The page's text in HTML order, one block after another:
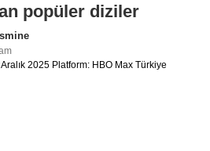
popüler diziler
Aralık 2025 Platform: HBO Max Türkiye